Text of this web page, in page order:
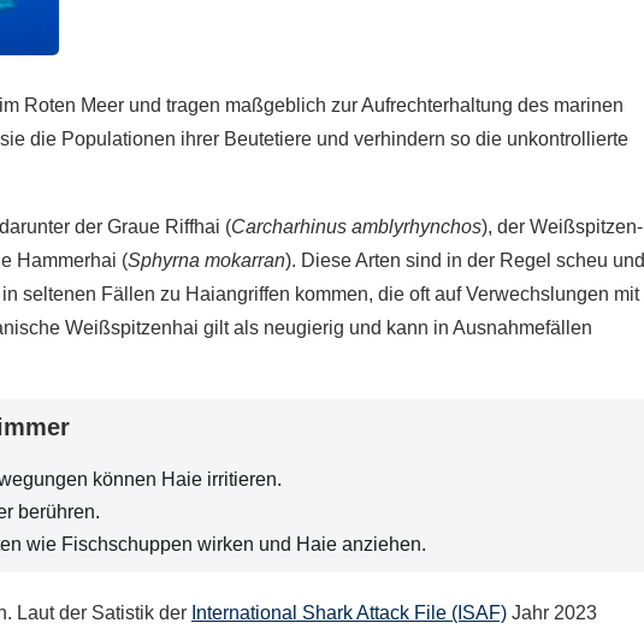
Roten Meer und tragen maßgeblich zur Aufrechterhaltung des marinen
die Populationen ihrer Beutetiere und verhindern so die unkontrollierte
der Graue Riffhai (Carcharhinus amblyrhynchos), der Weißspitzen-
Hammerhai (Sphyrna mokarran). Diese Arten sind in der Regel scheu und
seltenen Fällen zu Haiangriffen kommen, die oft auf Verwechslungen mit
Weißspitzenhai gilt als neugierig und kann in Ausnahmefällen
können Haie irritieren.
berühren.
wie Fischschuppen wirken und Haie anziehen.
Laut der Satistik der International Shark Attack File (ISAF) Jahr 2023